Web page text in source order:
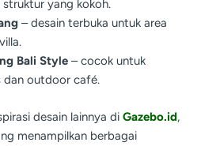
struktur yang kokoh.
– desain terbuka untuk area
Bali Style – cocok untuk
dan outdoor café.
desain lainnya di Gazebo.id,
menampilkan berbagai